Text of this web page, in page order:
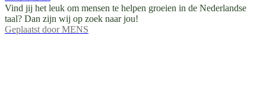
Vind jij het leuk om mensen te helpen groeien in de Nederlandse
taal? Dan zijn wij op zoek naar jou!
Geplaatst door MENS